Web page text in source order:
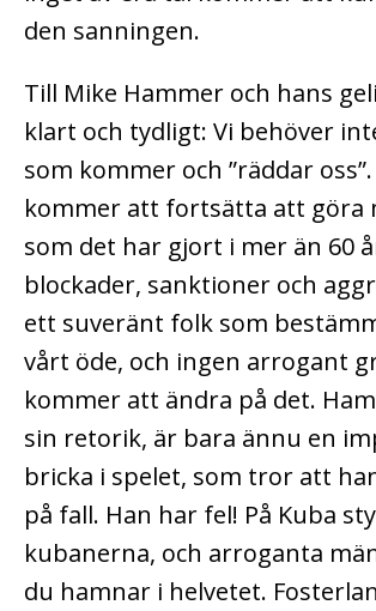
den sanningen.
Till Mike Hammer och hans
klart och tydligt: Vi behöver
som kommer och ”räddar
kommer att fortsätta att göra
som det har gjort i mer än 60
blockader, sanktioner och
ett suveränt folk som
vårt öde, och ingen arrogant
kommer att ändra på det.
sin retorik, är bara ännu en
bricka i spelet, som tror att
på fall. Han har fel! På Kuba
kubanerna, och arroganta
du hamnar i helvetet.